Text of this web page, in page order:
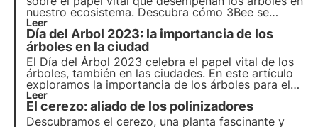
nuestro ecosistema. Descubra cómo 3Bee se
compromete concretamente a plantar árboles
nectaríferos para proporcionar alimento a los
insectos polinizadores y regenerar la
biodiversidad.
Leer
Día del Árbol 2023: la importancia de los
árboles en la ciudad
El Día del Árbol 2023 celebra el papel vital de los
árboles, también en las ciudades. En este artículo
exploramos la importancia de los árboles para el
ecosistema urbano, los beneficios para la
biodiversidad e iniciativas innovadoras como los
Oasis de Biodiversidad de 3Bee para un futuro más
Leer
El cerezo: aliado de los polinizadores
Descubramos el cerezo, una planta fascinante y